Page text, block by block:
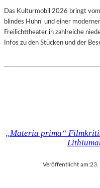
Das Kulturmobil 2026 bringt
blindes Huhn‘ und einer
Freilichttheater in zahlreiche
Infos zu den Stücken und der
„Materia prima“
Veröffentlicht am:23.